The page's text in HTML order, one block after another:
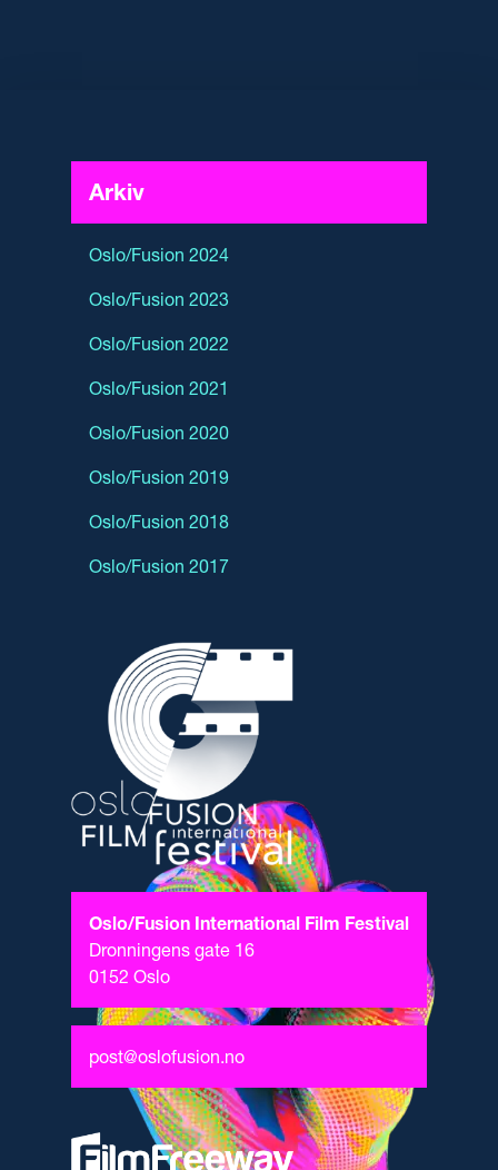
Oslo/Fusion International Film Festival
Dronningens gate 16
0152 Oslo
post@oslofusion.no
Arkiv
Oslo/Fusion 2024
Oslo/Fusion 2023
Oslo/Fusion 2022
Oslo/Fusion 2021
Oslo/Fusion 2020
Oslo/Fusion 2019
Oslo/Fusion 2018
Oslo/Fusion 2017